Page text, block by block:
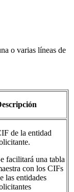
o varias líneas de
de la entidad
facilitará una tabla
con los CIFs
las entidades